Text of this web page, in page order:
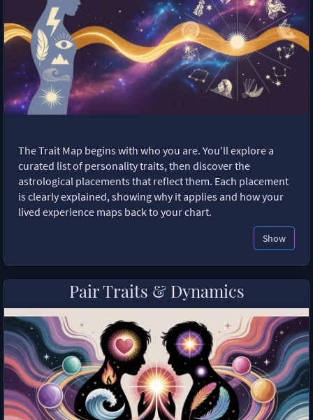
The Trait Map begins with who you are. You'll explore a
curated list of personality traits, then discover the
astrological placements that reflect them. Each placement
is clearly explained, showing why it applies and how your
lived experience maps back to your chart.
Show
Pair Traits & Dynamics